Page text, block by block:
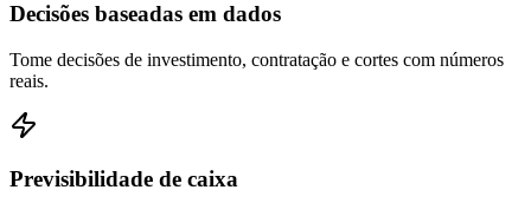
Decisões baseadas em dados
Tome decisões de investimento, contratação e cortes com números
reais.
Previsibilidade de caixa